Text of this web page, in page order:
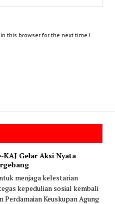
KAJ Gelar Aksi Nyata
menjaga kelestarian
kepedulian sosial kembali
Perdamaian Keuskupan Agung
this browser for the next time I